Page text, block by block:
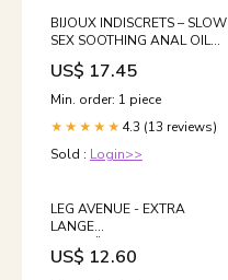
BIJOUX INDISCRETS – SLOW
SEX SOOTHING ANAL OIL
15 ML DOLCE VITA
US$ 17.45
Min. order: 1 piece
★★★★★ 4.3 (13 reviews)
Sold : Login>>
LEG AVENUE - EXTRA
LANGE
ARMWÄRMERHANDSCHUHE
MIT BLUMENSPITZE,
US$ 12.60